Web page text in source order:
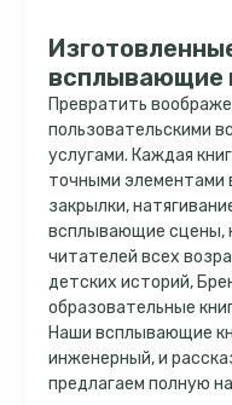
всплывающие
Превратить
пользовательскими
услугами. Каждая
точными элементами
закрылки,
всплывающие сцены,
читателей всех
детских историй,
образовательные
Наши всплывающие
инженерный, и
предлагаем полную